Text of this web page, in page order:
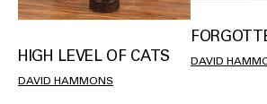
HIGH LEVEL OF CATS
DAVID HAMMONS
DAVID